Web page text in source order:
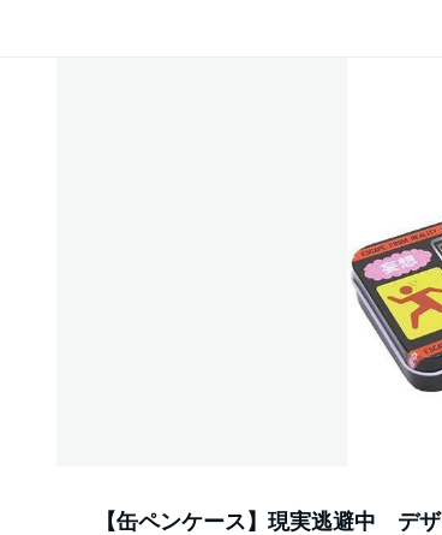
【缶ペンケース】現実逃避中